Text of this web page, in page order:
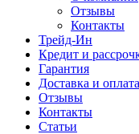
Отзывы
Контакты
Трейд-Ин
Кредит и
Гарантия
Доставка и оплата
Отзывы
Контакты
Статьи